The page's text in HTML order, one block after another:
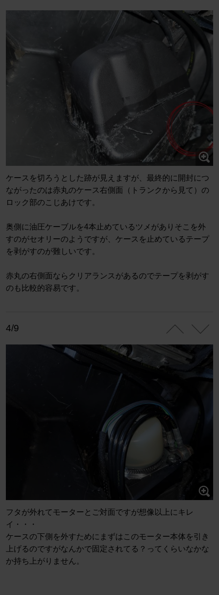
ケースを切ろうとした跡が見えますが、最終的に開封につ
ながったのは赤丸のケース右側面（トランクから見て）の
ロック部のこじあけです。
奥側に油圧ケーブルを4本止めているツメがありそこを外
すのがセオリーのようですが、ケースを止めているテープ
を剥がすのが難しいです。
赤丸の右側面ならクリアランスがあるのでテープを剥がす
のも比較的容易です。
4/9
フタが外れてモーターとご対面ですが想像以上にキレ
イ・・・
ケースの下側を外すためにまずはこのモーター本体を引き
上げるのですがなんかで固定されてる？ってくらいなかな
か持ち上がりません。